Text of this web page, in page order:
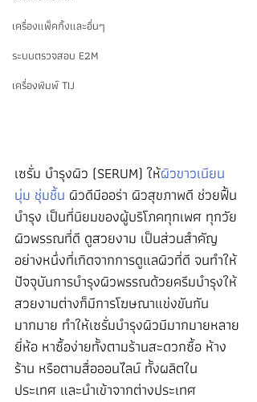
เครื่องแพ็คกิ้งและอื่นๆ
ระบบตรวจสอบ E2M
เครื่องพิมพ์ TIJ
เซรั่ม บำรุงผิว (SERUM) ให้ผิวขาวเนียน
นุ่ม ชุ่มชื้น ผิวดีมีออร่า ผิวสุขภาพดี ช่วยฟื้น
บำรุง เป็นที่นิยมของผู้บริโภคทุกเพศ ทุกวัย
ผิวพรรณที่ดี ดูสวยงาม เป็นส่วนสำคัญ
อย่างหนึ่งที่เกิดจากการดูแลผิวที่ดี จนทำให้
ปัจจุบันการบำรุงผิวพรรณด้วยครีมบำรุงให้
สวยงามต่างก็มีการโฆษณาแข่งขันกัน
มากมาย ทำให้เซรั่มบำรุงผิวมีมากมายหลาย
ยี่ห้อ หาซื้อง่ายทั้งตามร้านสะดวกซื้อ ห้าง
ร้าน หรือตามสื่อออนไลน์ ทั้งผลิตใน
ประเทศ และนำเข้าจากต่างประเทศ